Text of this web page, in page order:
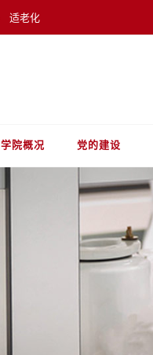
适老化
学院概况 党的建设